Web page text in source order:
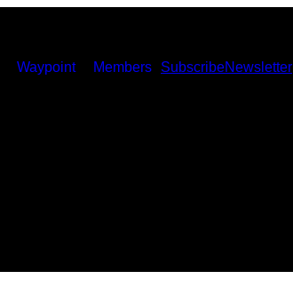
Waypoint Members SubscribeNewsletter